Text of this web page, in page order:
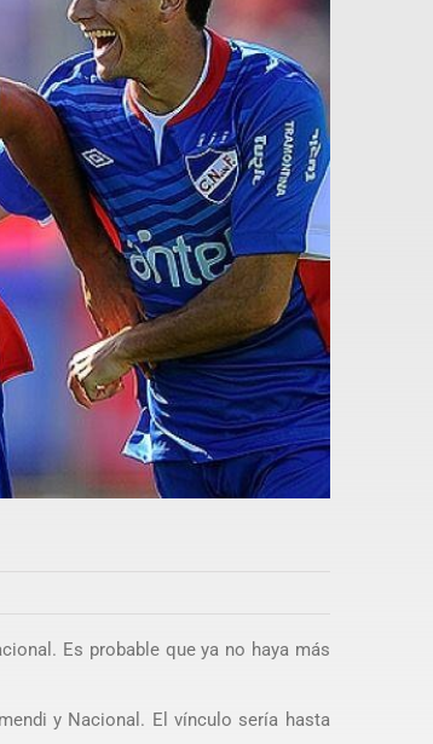
Es probable que ya no haya más
y Nacional. El vínculo sería hasta